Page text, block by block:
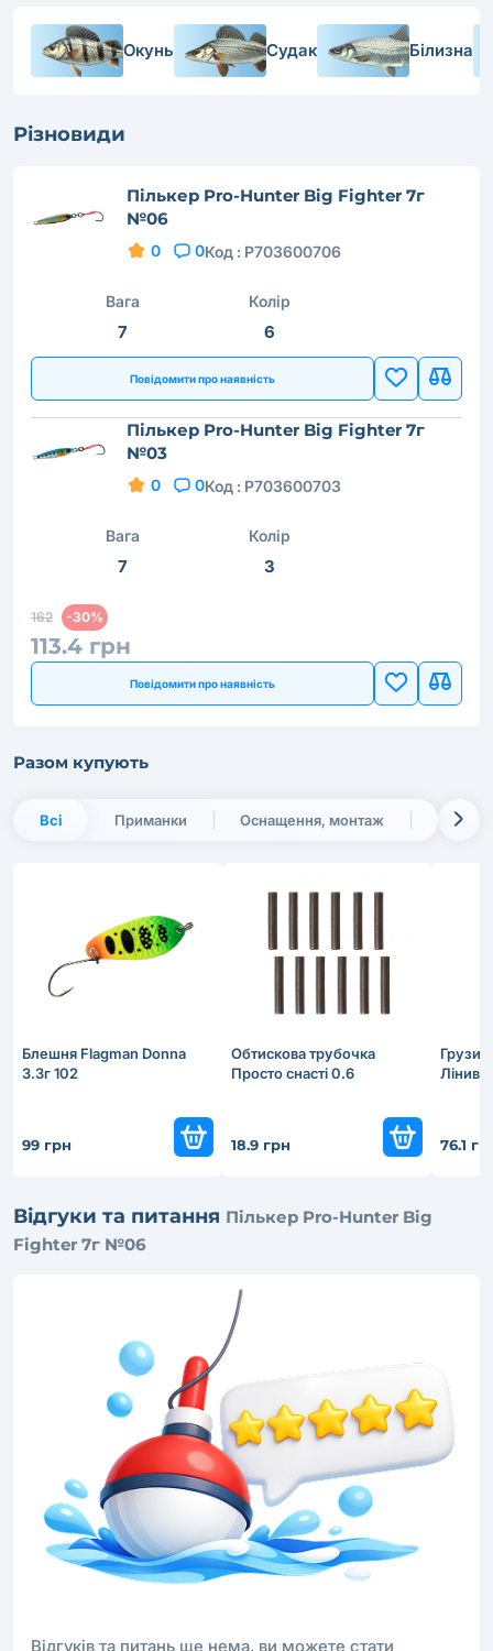
Окунь Судак Білизна
Різновиди
Пількер Pro-Hunter Big Fighter 7г
№06
0 0Код : P703600706
Вага
7
Колір
6
Повідомити про наявність
Пількер Pro-Hunter Big Fighter 7г
№03
0 0Код : P703600703
Вага
7
Колір
3
162 -30%
113.4 грн
Повідомити про наявність
Разом купують
Всі Приманки Оснащення, монтаж Жилки
Блешня Flagman Donna
3.3г 102
99 грн
Обтискова трубочка
Просто снастi 0.6
18.9 грн 76.1
Відгуки та питання Пількер Pro-Hunter Big
Fighter 7г №06
Відгуків та питань ще нема, ви можете стати